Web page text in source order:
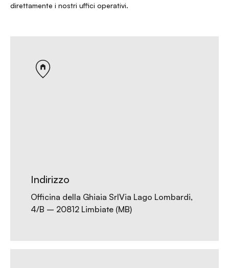
direttamente i nostri uffici operativi.
Indirizzo
Officina della Ghiaia SrlVia Lago Lombardi,
4/B – 20812 Limbiate (MB)